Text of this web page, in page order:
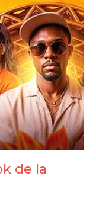
de la